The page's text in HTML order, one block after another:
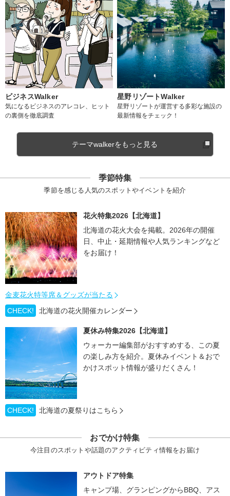
ビジネスWalker
気になるビジネスのアレコレ、ヒット
の裏側を徹底調査
星野リゾートWalker
星野リゾートが運営する多彩な施設の
最新情報をチェック！
テーマwalkerをもっと見る
季節特集
季節を感じる人気のスポットやイベントを紹介
花火特集2026【北海道】
北海道の花火大会を掲載。2026年の開催
日、中止・延期情報や人気ランキングなど
をお届け！
金麦花火特等席＆グッズが当たる
CHECK!
北海道の花火開催カレンダー
夏休み特集2026【北海道】
ウォーカー編集部がおすすめする、この夏
の楽しみ方を紹介。夏休みイベント＆おで
かけスポット情報が盛りだくさん！
CHECK! 北海道の夏祭りはこちら
おでかけ特集
今注目のスポットや話題のアクティビティ情報をお届け
アウトドア特集
キャンプ場、グランピングからBBQ、アス